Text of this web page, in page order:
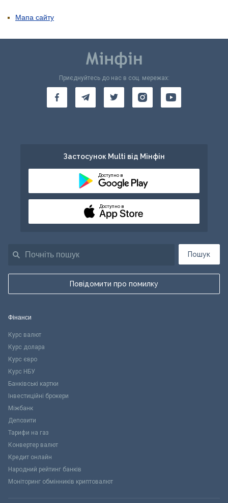
Мапа сайту
Пошук
Повідомити про помилку
Приєднуйтесь до нас в соц. мережах:
Застосунок Multi від Мінфін
Доступно в
Доступно в
Фінанси
Курс валют
Курс долара
Курс євро
Курс НБУ
Банківські картки
Інвестиційні брокери
Міжбанк
Депозити
Тарифи на газ
Конвертер валют
Кредит онлайн
Народний рейтинг банків
Моніторинг обмінників криптовалют